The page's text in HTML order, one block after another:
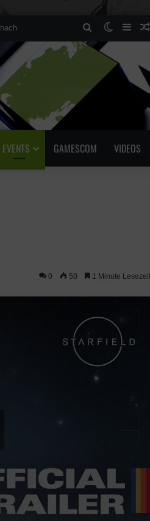
Suchen
nach
Skin
EVENTS GAMESCOM VIDEOS
0 50 1 Minute Lesezeit